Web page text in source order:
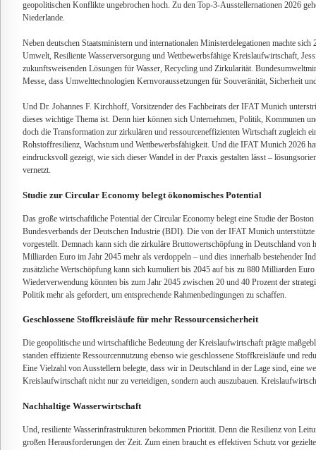
geopolitischen Konflikte ungebrochen hoch. Zu den Top-3-Ausstellernationen 2026
Niederlande.
Neben deutschen Staatsministern und internationalen Ministerdelegationen machte
Umwelt, Resiliente Wasserversorgung und Wettbewerbsfähige Kreislaufwirtschaft,
zukunftsweisenden Lösungen für Wasser, Recycling und Zirkularität.
Messe, dass Umwelttechnologien Kernvoraussetzungen für Souveränität, Sicherheit
Und Dr. Johannes F. Kirchhoff, Vorsitzender des Fachbeirats der IFAT Munich
dieses wichtige Thema ist. Denn hier können sich Unternehmen, Politik, Kommunen
doch die Transformation zur zirkulären und ressourceneffizienten Wirtschaft zugleich
Rohstoffresilienz, Wachstum und Wettbewerbsfähigkeit. Und die IFAT Munich 2026
eindrucksvoll gezeigt, wie sich dieser Wandel in der Praxis gestalten lässt –
vernetzt.
Studie zur Circular Economy belegt ökonomisches Potential
Das große wirtschaftliche Potential der Circular Economy belegt eine Studie der
Bundesverbands der Deutschen Industrie (BDI). Die von der IFAT Munich
vorgestellt. Demnach kann sich die zirkuläre Bruttowertschöpfung in Deutschland von
Milliarden Euro im Jahr 2045 mehr als verdoppeln – und dies innerhalb bestehender
zusätzliche Wertschöpfung kann sich kumuliert bis 2045 auf bis zu 880 Milliarden
Wiederverwendung könnten bis zum Jahr 2045 zwischen 20 und 40 Prozent der
Politik mehr als gefordert, um entsprechende Rahmenbedingungen zu schaffen.
Geschlossene Stoffkreisläufe für mehr Ressourcensicherheit
Die geopolitische und wirtschaftliche Bedeutung der Kreislaufwirtschaft prägte
standen effiziente Ressourcennutzung ebenso wie geschlossene Stoffkreisläufe und
Eine Vielzahl von Ausstellern belegte, dass wir in Deutschland in der Lage sind, eine
Kreislaufwirtschaft nicht nur zu verteidigen, sondern auch auszubauen.
Nachhaltige Wasserwirtschaft
Und, resiliente Wasserinfrastrukturen bekommen Priorität. Denn die Resilienz von
großen Herausforderungen der Zeit. Zum einen braucht es effektiven Schutz vor